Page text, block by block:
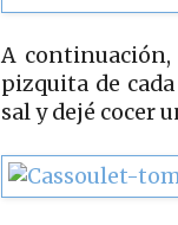
A
pizquita de
sal y dejé cocer